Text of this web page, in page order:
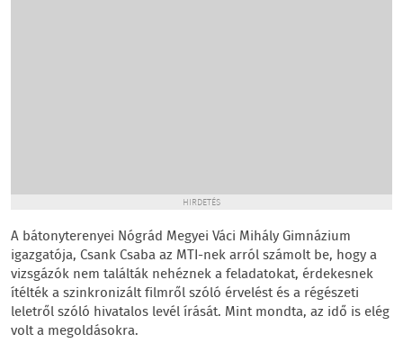
HIRDETÉS
A bátonyterenyei Nógrád Megyei Váci Mihály Gimnázium
igazgatója, Csank Csaba az MTI-nek arról számolt be, hogy a
vizsgázók nem találták nehéznek a feladatokat, érdekesnek
ítélték a szinkronizált filmről szóló érvelést és a régészeti
leletről szóló hivatalos levél írását. Mint mondta, az idő is elég
volt a megoldásokra.